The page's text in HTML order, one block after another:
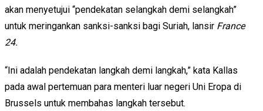
akan menyetujui “pendekatan selangkah demi selangkah”
untuk meringankan sanksi-sanksi bagi Suriah, lansir France
24.
“Ini adalah pendekatan langkah demi langkah,” kata Kallas
pada awal pertemuan para menteri luar negeri Uni Eropa di
Brussels untuk membahas langkah tersebut.